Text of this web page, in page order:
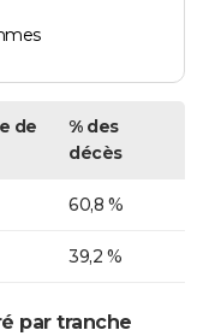
de
% des
décès
60,8 %
39,2 %
par tranche